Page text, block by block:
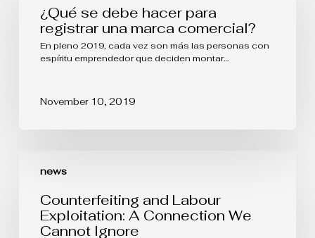
hacer
registrar
marca
¿Qué se debe hacer para
registrar una marca comercial?
En pleno 2019, cada vez son más las personas con
espíritu emprendedor que deciden montar…
November 10, 2019
news
Exploitation:
Connection
Counterfeiting and Labour
Exploitation: A Connection We
Cannot Ignore